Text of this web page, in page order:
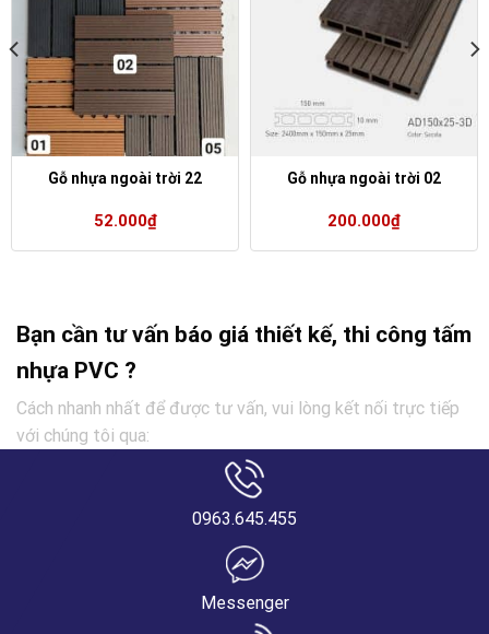
Gỗ nhựa ngoài trời 22
52.000₫
Gỗ nhựa ngoài trời 02
200.000₫
Bạn cần tư vấn báo giá thiết kế, thi công tấm
nhựa PVC ?
Cách nhanh nhất để được tư vấn, vui lòng kết nối trực tiếp
với chúng tôi qua:
0963.645.455
Messenger